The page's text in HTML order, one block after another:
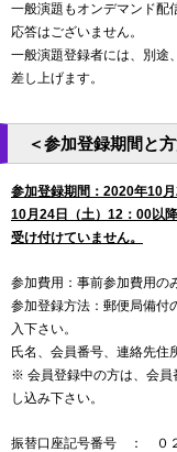
一般演題もオンデマンド配
応答はございません。
一般演題登録者には、別途
差し上げます。
＜参加登録期間と
参加登録期間：2020年10
10月24日（土）12：00以
受け付けていません。
参加費用：事前参加費用
参加登録方法：郵便局備付
入下さい。
氏名、会員番号、連絡先住
※ 会員登録中の方は、会員
し込み下さい。
振替口座記号番号 ： ０